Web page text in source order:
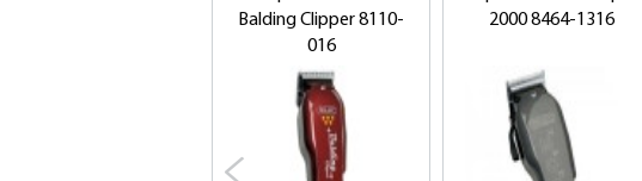
Balding Clipper 8110-
016
2000 8464-1316